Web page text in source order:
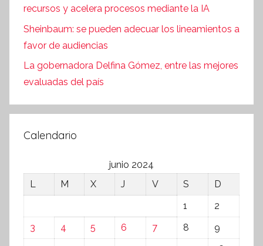
recursos y acelera procesos mediante la IA
Sheinbaum: se pueden adecuar los lineamientos a
favor de audiencias
La gobernadora Delfina Gómez, entre las mejores
evaluadas del país
Calendario
junio 2024
L
M X J V S
D
1
2
3
4 5 6 7 8
9